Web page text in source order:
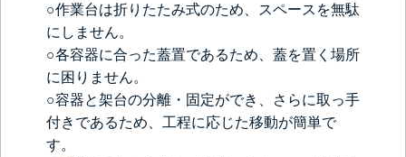
○作業台は折りたたみ式のため、スペースを無駄
にしません。
○各容器に合った蓋置であるため、蓋を置く場所
に困りません。
○容器と架台の分離・固定ができ、さらに取っ手
付きであるため、工程に応じた移動が簡単で
す。